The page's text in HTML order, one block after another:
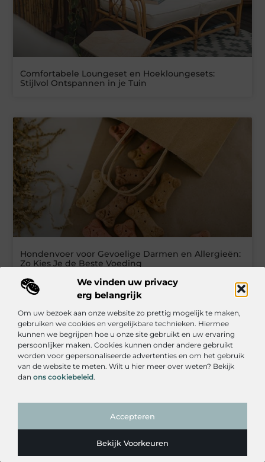
We vinden uw privacy
erg belangrijk
Om uw bezoek aan onze website zo prettig mogelijk te maken,
gebruiken we cookies en vergelijkbare technieken. Hiermee
kunnen we begrijpen hoe u onze site gebruikt en uw ervaring
persoonlijker maken. Cookies kunnen onder andere gebruikt
worden voor gepersonaliseerde advertenties en om het gebruik
van de website te meten. Wilt u hier meer over weten? Bekijk
dan ons cookiebeleid.
Accepteren
Bekijk Voorkeuren
Comfortabele Loungeset en Hoekloungesets:
Stijlvol Ontspannen in je Tuin
Hondenvoer voor Gevoelige Darmen en Allergieën:
Zo Kies Je de Beste Voeding
De Sleutel tot een Gezonde Vijver